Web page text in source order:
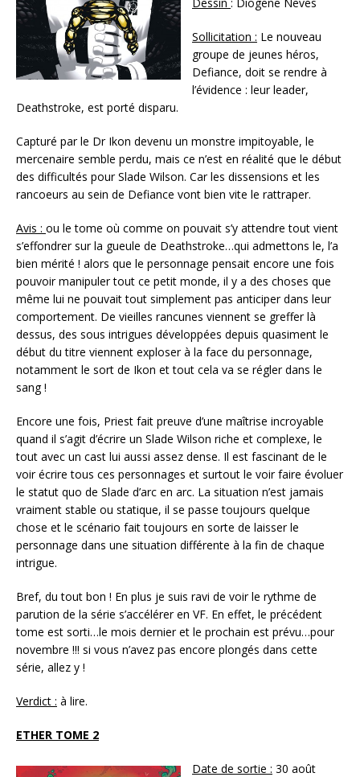
Sollicitation : Le nouveau
groupe de jeunes héros,
Defiance, doit se rendre à
l’évidence : leur leader,
Deathstroke, est porté disparu.
Capturé par le Dr Ikon devenu un monstre impitoyable, le
mercenaire semble perdu, mais ce n’est en réalité que le début
des difficultés pour Slade Wilson. Car les dissensions et les
rancoeurs au sein de Defiance vont bien vite le rattraper.
Avis : ou le tome où comme on pouvait s’y attendre tout vient
s’effondrer sur la gueule de Deathstroke…qui admettons le, l’a
bien mérité ! alors que le personnage pensait encore une fois
pouvoir manipuler tout ce petit monde, il y a des choses que
même lui ne pouvait tout simplement pas anticiper dans leur
comportement. De vieilles rancunes viennent se greffer là
dessus, des sous intrigues développées depuis quasiment le
début du titre viennent exploser à la face du personnage,
notamment le sort de Ikon et tout cela va se régler dans le
sang !
Encore une fois, Priest fait preuve d’une maîtrise incroyable
quand il s’agit d’écrire un Slade Wilson riche et complexe, le
tout avec un cast lui aussi assez dense. Il est fascinant de le
voir écrire tous ces personnages et surtout le voir faire évoluer
le statut quo de Slade d’arc en arc. La situation n’est jamais
vraiment stable ou statique, il se passe toujours quelque
chose et le scénario fait toujours en sorte de laisser le
personnage dans une situation différente à la fin de chaque
intrigue.
Bref, du tout bon ! En plus je suis ravi de voir le rythme de
parution de la série s’accélérer en VF. En effet, le précédent
tome est sorti…le mois dernier et le prochain est prévu…pour
novembre !!! si vous n’avez pas encore plongés dans cette
série, allez y !
Verdict : à lire.
ETHER TOME 2
Date de sortie : 30 août